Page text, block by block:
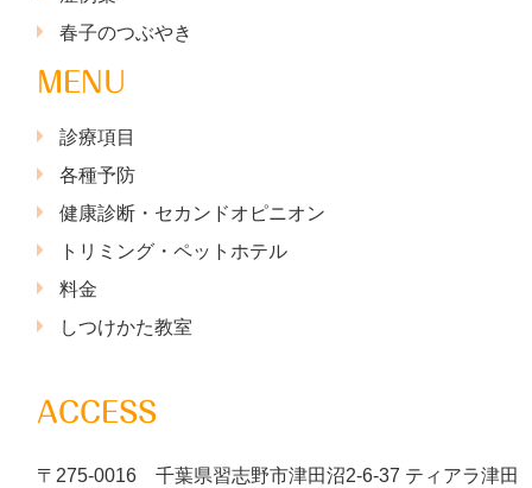
春子のつぶやき
MENU
診療項目
各種予防
健康診断・セカンドオピニオン
トリミング・ペットホテル
料金
しつけかた教室
ACCESS
〒275-0016 千葉県習志野市津田沼2-6-37 ティアラ津田